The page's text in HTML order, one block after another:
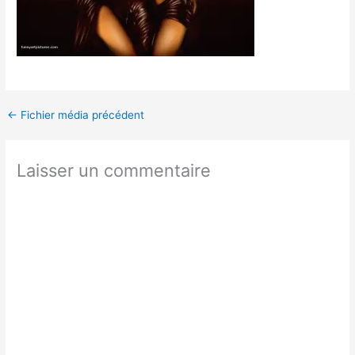
← Fichier média précédent
Laisser un commentaire